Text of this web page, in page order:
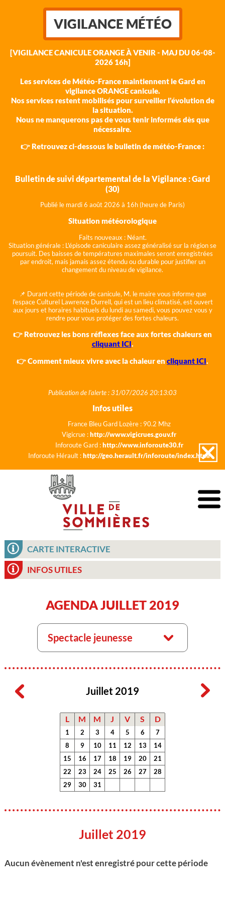
VIGILANCE MÉTÉO
[VIGILANCE CANICULE ORANGE À VENIR - MAJ DU 06-08-
2026 16h]
Les services de Météo-France maintiennent le Gard en
vigilance ORANGE canicule.
Nos services restent mobilisés pour surveiller l'évolution de
la situation.
Nous ne manquerons pas de vous tenir informés dès que
nécessaire.
👉 Retrouvez ci-dessous le bulletin de météo-France :
Bulletin de suivi départemental de la Vigilance : Gard
(30)
Publié le mardi 6 août 2026 à 16h (heure de Paris)
Situation météorologique
Faits nouveaux : Néant.
Situation générale : L'épisode caniculaire assez généralisé sur la région se
poursuit. Des baisses de températures maximales seront enregistrées
par endroit, mais jamais assez étendu ou durable pour justifier un
changement du niveau de vigilance.
📌 Durant cette période de canicule, M. le maire vous informe que
l'espace Culturel Lawrence Durrell, qui est un lieu climatisé, est ouvert
aux jours et horaires habituels du lundi au samedi, vous pouvez vous y
rendre pour vous protéger des fortes chaleurs.
👉 Retrouvez les bons réflexes face aux fortes chaleurs en
cliquant ICI.
👉 Comment mieux vivre avec la chaleur en cliquant ICI.
Publication de l'alerte : 31/07/2026 20:13:03
Infos utiles
France Bleu Gard Lozère : 90.2 Mhz
Vigicrue :http://www.vigicrues.gouv.fr
Inforoute Gard :http://www.inforoute30.fr
Inforoute Hérault :http://geo.herault.fr/inforoute/index.html
CARTE INTERACTIVE
INFOS UTILES
AGENDA JUILLET 2019
Spectacle jeunesse
Juillet 2019
L M M J V S D
1 2 3 4 5 6
7
8
9 10 11 12 13
14
15
16 17 18 19 20
21
22
23 24 25 26 27
28
29
30 31
Juillet 2019
Aucun évènement n'est enregistré pour cette période